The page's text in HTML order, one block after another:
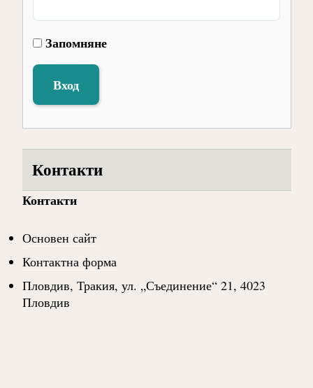
Запомняне
Вход
Контакти
Контакти
Основен сайт
Контактна форма
Пловдив, Тракия, ул. „Съединение“ 21, 4023
Пловдив